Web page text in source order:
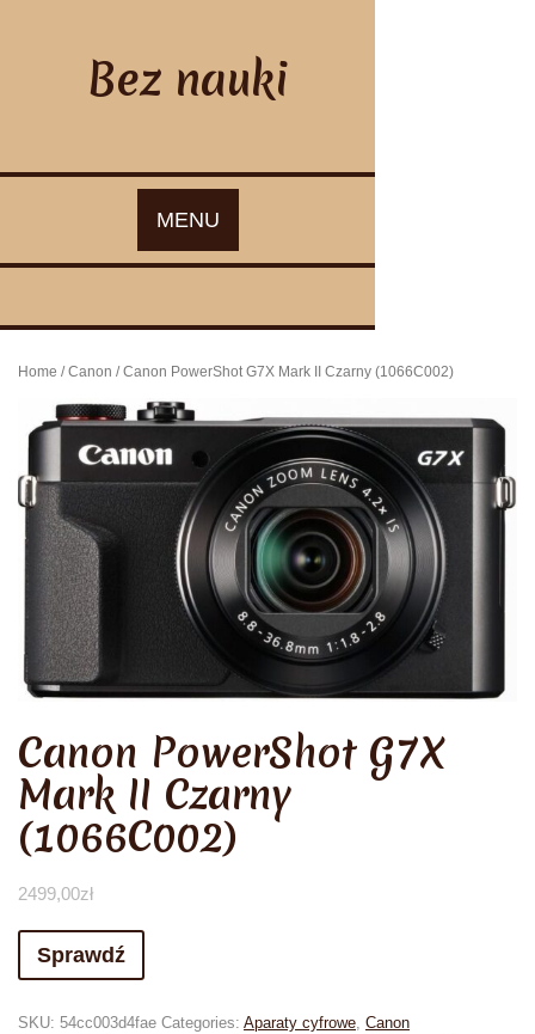
Bez nauki
MENU
Home /Canon / Canon PowerShot G7X Mark II Czarny (1066C002)
Canon PowerShot G7X
Mark II Czarny
(1066C002)
2499,00zł
Sprawdź
SKU: 54cc003d4fae Categories: Aparaty cyfrowe, Canon